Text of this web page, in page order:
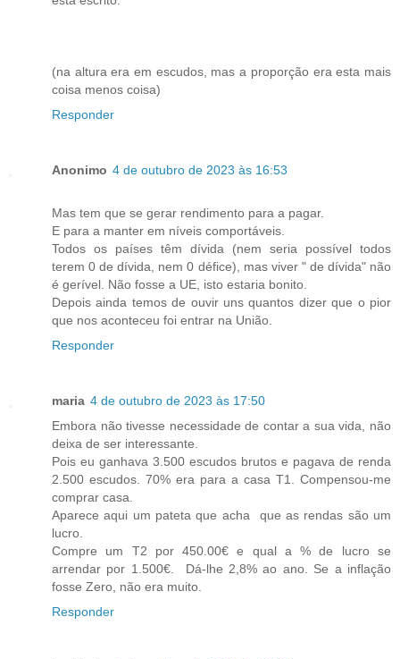
(na altura era em escudos, mas a proporção era esta mais
coisa menos coisa)
Responder
Anonimo 4 de outubro de 2023 às 16:53
Mas tem que se gerar rendimento para a pagar.
E para a manter em níveis comportáveis.
Todos os países têm dívida (nem seria possível todos
terem 0 de dívida, nem 0 défice), mas viver " de dívida" não
é gerível. Não fosse a UE, isto estaria bonito.
Depois ainda temos de ouvir uns quantos dizer que o pior
que nos aconteceu foi entrar na União.
Responder
maria 4 de outubro de 2023 às 17:50
Embora não tivesse necessidade de contar a sua vida, não
deixa de ser interessante.
Pois eu ganhava 3.500 escudos brutos e pagava de renda
2.500 escudos. 70% era para a casa T1. Compensou-me
comprar casa.
Aparece aqui um pateta que acha que as rendas são um
lucro.
Compre um T2 por 450.00€ e qual a % de lucro se
arrendar por 1.500€. Dá-lhe 2,8% ao ano. Se a inflação
fosse Zero, não era muito.
Responder